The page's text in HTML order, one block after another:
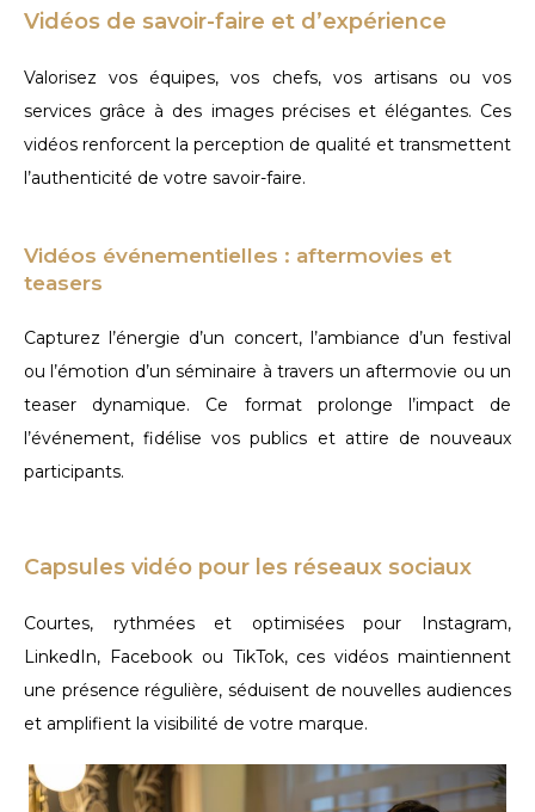
Vidéos de savoir-faire et d’expérience
Valorisez vos équipes, vos chefs, vos artisans ou vos
services grâce à des images précises et élégantes. Ces
vidéos renforcent la perception de qualité et transmettent
l’authenticité de votre savoir-faire.
Vidéos événementielles : aftermovies et
teasers
Capturez l’énergie d’un concert, l’ambiance d’un festival
ou l’émotion d’un séminaire à travers un aftermovie ou un
teaser dynamique. Ce format prolonge l’impact de
l’événement, fidélise vos publics et attire de nouveaux
participants.
Capsules vidéo pour les réseaux sociaux
Courtes, rythmées et optimisées pour Instagram,
LinkedIn, Facebook ou TikTok, ces vidéos maintiennent
une présence régulière, séduisent de nouvelles audiences
et amplifient la visibilité de votre marque.